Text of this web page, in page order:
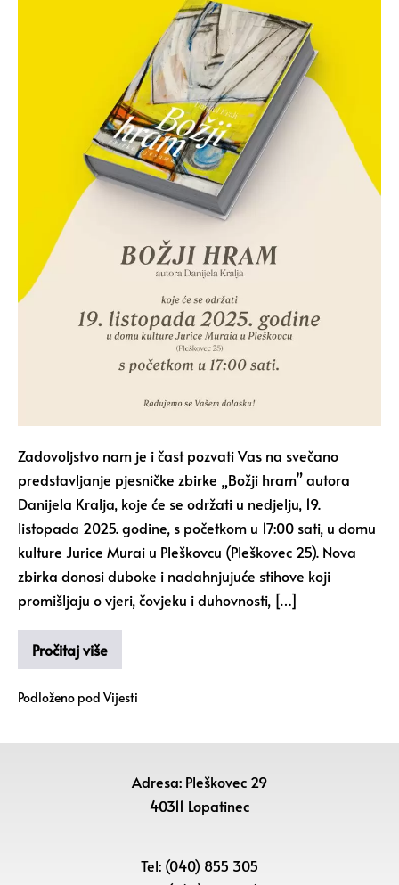
Zadovoljstvo nam je i čast pozvati Vas na svečano
predstavljanje pjesničke zbirke „Božji hram” autora
Danijela Kralja, koje će se održati u nedjelju, 19.
listopada 2025. godine, s početkom u 17:00 sati, u domu
kulture Jurice Murai u Pleškovcu (Pleškovec 25). Nova
zbirka donosi duboke i nadahnjujuće stihove koji
promišljaju o vjeri, čovjeku i duhovnosti, […]
Pročitaj više
Podloženo pod Vijesti
Adresa: Pleškovec 29
40311 Lopatinec
Tel: (040) 855 305